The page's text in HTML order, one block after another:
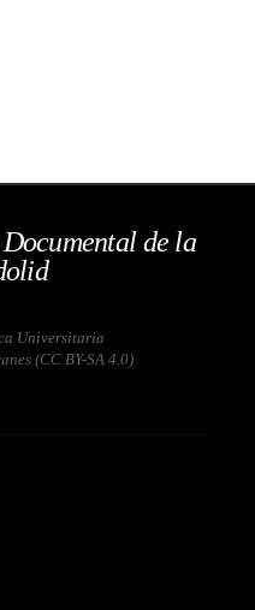
de la
Universitaria
(CC BY-SA 4.0)